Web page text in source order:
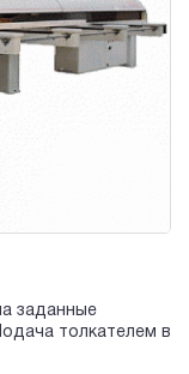
заданные
толкателем в